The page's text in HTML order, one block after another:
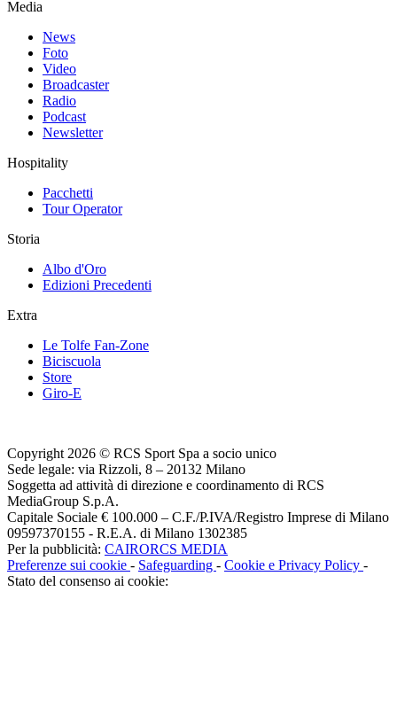
Media
News
Foto
Video
Broadcaster
Radio
Podcast
Newsletter
Hospitality
Pacchetti
Tour Operator
Storia
Albo d'Oro
Edizioni Precedenti
Extra
Le Tolfe Fan-Zone
Biciscuola
Store
Giro-E
Copyright 2026 © RCS Sport Spa a socio unico
Sede legale: via Rizzoli, 8 – 20132 Milano
Soggetta ad attività di direzione e coordinamento di RCS
MediaGroup S.p.A.
Capitale Sociale € 100.000 – C.F./P.IVA/Registro Imprese di Milano
09597370155 - R.E.A. di Milano 1302385
Per la pubblicità: CAIRORCS MEDIA
Preferenze sui cookie - Safeguarding - Cookie e Privacy Policy -
Stato del consenso ai cookie: